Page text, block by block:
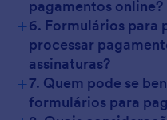
pagamentos online?
+6. Formulários para
processar
assinaturas?
+7. Quem pode se
formulários para